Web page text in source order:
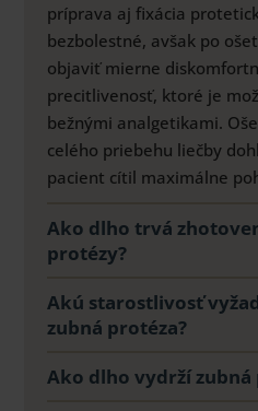
príprava aj fixácia
bezbolestné, avšak po
objaviť mierne
precitlivenosť, ktoré je
bežnými analgetikami.
celého priebehu liečby
pacient cítil maximálne
Ako dlho trvá
protézy?
Akú starostlivosť
zubná protéza?
Ako dlho vydrží zubná